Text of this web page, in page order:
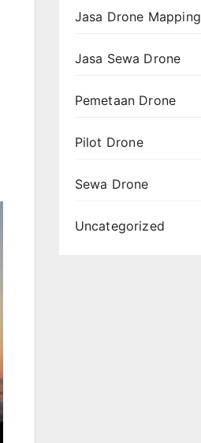
Jasa Drone Mapping
Jasa Sewa Drone
Pemetaan Drone
Pilot Drone
Sewa Drone
Uncategorized